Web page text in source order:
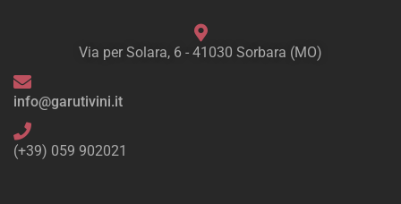
Via per Solara, 6 - 41030 Sorbara (MO)
info@garutivini.it
(+39) 059 902021